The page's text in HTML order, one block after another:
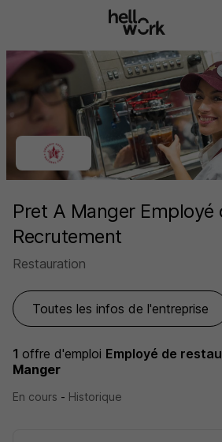
Pret A Manger
Recrutement
Restauration
Toutes les infos de l'entreprise
1 offre d'emploi Employé de
Manger
En cours - Historique